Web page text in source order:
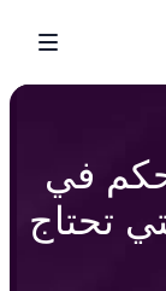
في
تحتاج